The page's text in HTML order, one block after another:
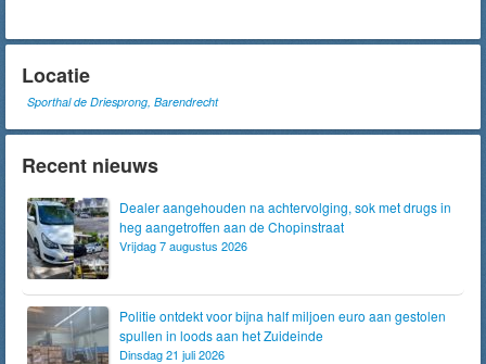
Locatie
Sporthal de Driesprong, Barendrecht
Recent nieuws
Dealer aangehouden na achtervolging, sok met drugs in
heg aangetroffen aan de Chopinstraat
Vrijdag 7 augustus 2026
Politie ontdekt voor bijna half miljoen euro aan gestolen
spullen in loods aan het Zuideinde
Dinsdag 21 juli 2026